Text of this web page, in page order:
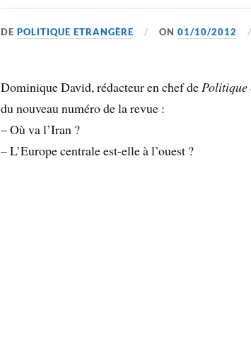
DEPOLITIQUE ETRANGÈRE ON01/10/2012
Dominique David, rédacteur en chef dePolitique
du nouveau numéro de la revue :
– Où va l’Iran ?
– L’Europe centrale est-elle à l’ouest ?